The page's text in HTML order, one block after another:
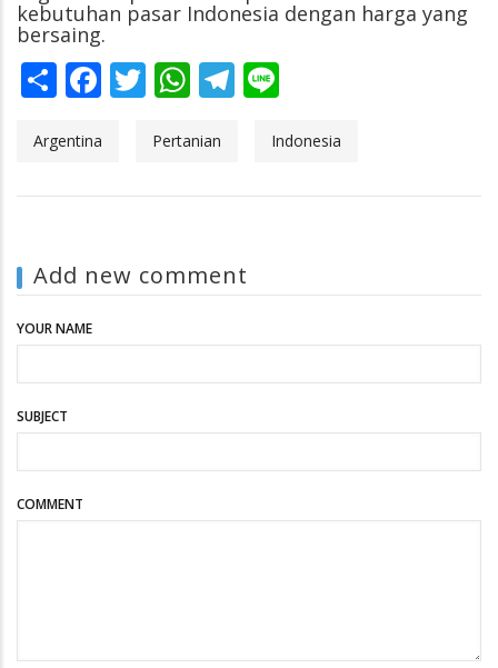
kebutuhan pasar Indonesia dengan harga yang
bersaing.
ShareFacebook
Twitter
WhatsApp
Telegram
Argentina Pertanian Indonesia
Add new comment
YOUR NAME
SUBJECT
COMMENT